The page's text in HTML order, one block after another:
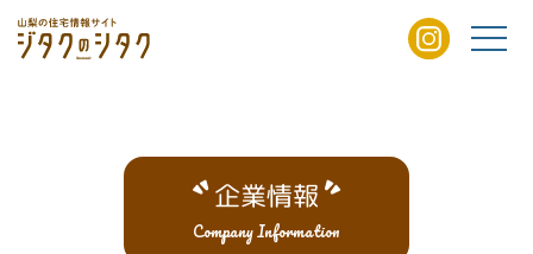
企業情報
Company Information